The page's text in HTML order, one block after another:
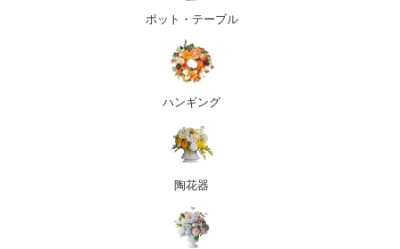
ポット・テーブル
ハンギング
陶花器